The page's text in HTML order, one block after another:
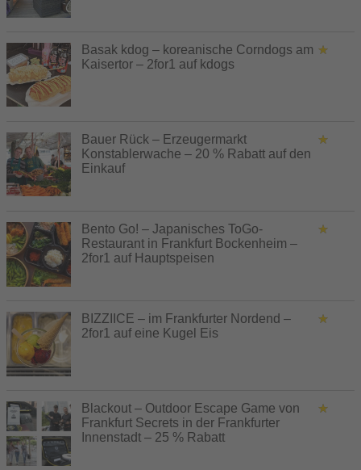
Basak kdog – koreanische Corndogs am
Kaisertor – 2for1 auf kdogs
Bauer Rück – Erzeugermarkt
Konstablerwache – 20 % Rabatt auf den
Einkauf
Bento Go! – Japanisches ToGo-
Restaurant in Frankfurt Bockenheim –
2for1 auf Hauptspeisen
BIZZIICE – im Frankfurter Nordend –
2for1 auf eine Kugel Eis
Blackout – Outdoor Escape Game von
Frankfurt Secrets in der Frankfurter
Innenstadt – 25 % Rabatt